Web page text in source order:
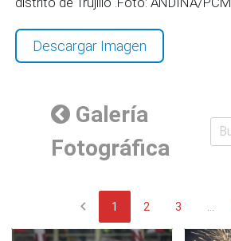
Descargar Imagen
Galería
Fotográfica
chevron_left 1 2 3